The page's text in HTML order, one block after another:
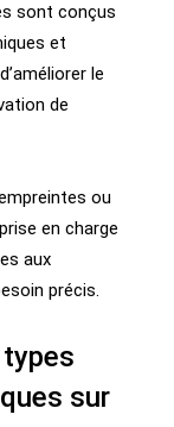
sont conçus
et
le
de
ou
en charge
aux
précis.
sur